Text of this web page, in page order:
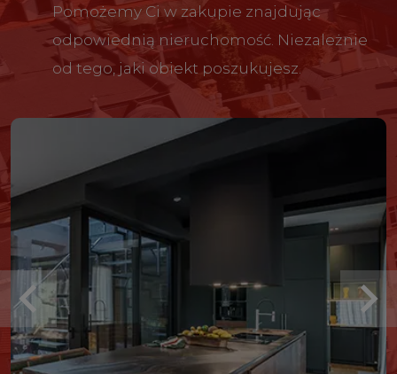
Pomożemy Ci w zakupie znajdując
odpowiednią nieruchomość. Niezależnie
od tego, jaki obiekt poszukujesz.